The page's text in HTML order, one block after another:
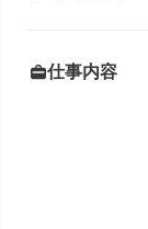
仕事内容